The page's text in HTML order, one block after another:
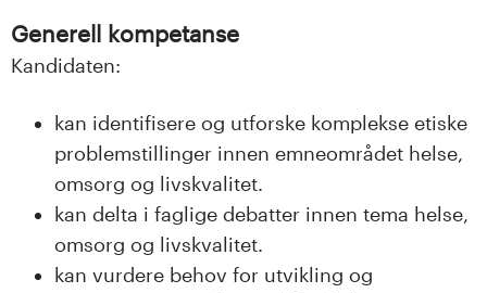
Generell kompetanse
Kandidaten:
kan identifisere og utforske komplekse etiske
problemstillinger innen emneområdet helse,
omsorg og livskvalitet.
kan delta i faglige debatter innen tema helse,
omsorg og livskvalitet.
kan vurdere behov for utvikling og